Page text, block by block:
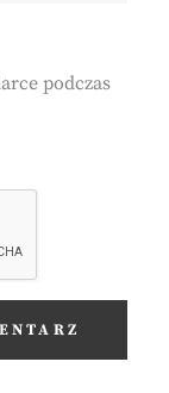
podczas